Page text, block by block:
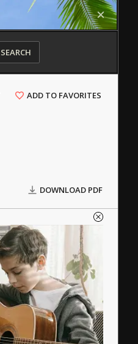
SEARCH
ADD TO FAVORITES
DOWNLOAD PDF